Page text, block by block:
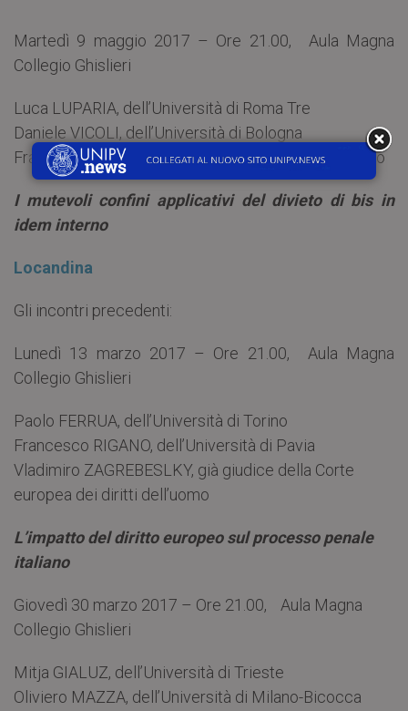
Martedì 9 maggio 2017 – Ore 21.00, Aula Magna
Collegio Ghislieri
Luca LUPARIA, dell’Università di Roma Tre
Daniele VICOLI, dell’Università di Bologna
Francesco VIGANÒ, dell’Università Bocconi di Milano
I mutevoli confini applicativi del divieto di bis in
idem interno
Locandina
Gli incontri precedenti:
Lunedì 13 marzo 2017 – Ore 21.00, Aula Magna
Collegio Ghislieri
Paolo FERRUA, dell’Università di Torino
Francesco RIGANO, dell’Università di Pavia
Vladimiro ZAGREBESLKY, già giudice della Corte
europea dei diritti dell’uomo
L’impatto del diritto europeo sul processo penale
italiano
Giovedì 30 marzo 2017 – Ore 21.00, Aula Magna
Collegio Ghislieri
Mitja GIALUZ, dell’Università di Trieste
Oliviero MAZZA, dell’Università di Milano-Bicocca